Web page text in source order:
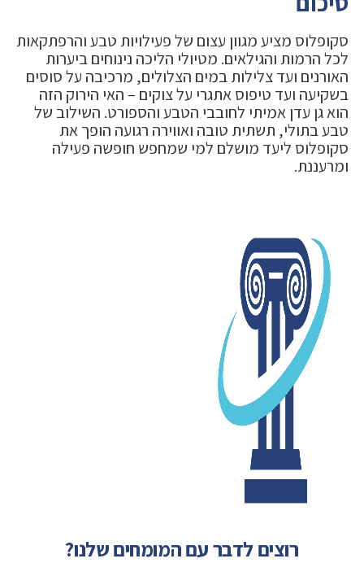
סקופלוס מציע מגוון עצום של פעילויות טבע והרפתקאות
לכל הרמות והגילאים. מטיולי הליכה נינוחים ביערות
האורנים ועד צלילות במים הצלולים, מרכיבה על סוסים
בשקיעה ועד טיפוס אתגרי על צוקים – האי הירוק הזה
הוא גן עדן אמיתי לחובבי הטבע והספורט. השילוב של
טבע בתולי, תשתית טובה ואווירה רגועה הופך את
סקופלוס ליעד מושלם למי שמחפש חופשה פעילה
ומרעננת.
רוצים לדבר עם המומחים שלנו?